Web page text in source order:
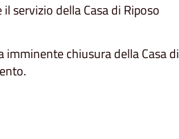
servizio della Casa di Riposo
chiusura della Casa di